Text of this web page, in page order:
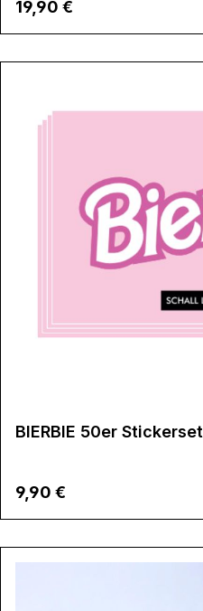
Regulärer Preis:
19,90 €
BIERBIE 50er Stickerset
Regulärer Preis:
9,90 €